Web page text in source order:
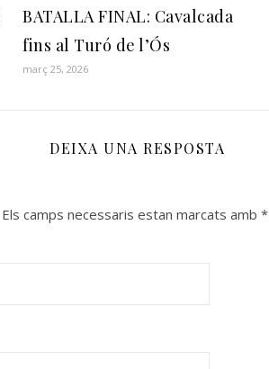
BATALLA FINAL: Cavalcada
fins al Turó de l’Ós
març 25, 2026
DEIXA UNA RESPOSTA
Els camps necessaris estan marcats amb *